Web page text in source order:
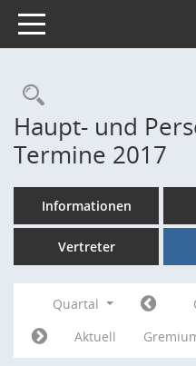
Toggle navigation
Haupt- und
Termine 2017
Informationen
Vertreter
Quartal
Aktuell